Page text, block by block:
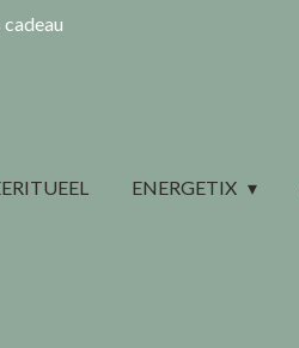
ENERGETIX